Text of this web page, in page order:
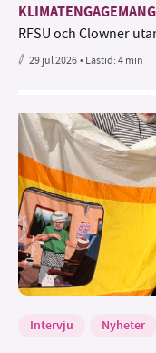
KLIMATENGAGEMANG
RFSU och Clowner
29 jul 2026• Lästid:4 min
Intervju Nyheter